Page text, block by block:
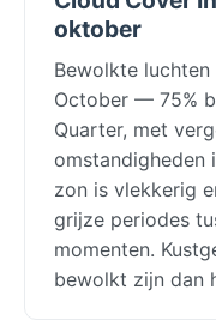
oktober
Bewolkte
October — 75%
Quarter, met
omstandigheden
zon is vlekkerig
grijze periodes
momenten.
bewolkt zijn dan